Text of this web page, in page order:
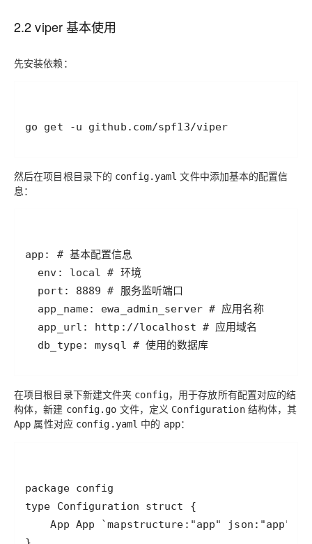
2.2 viper 基本使用
先安装依赖：
然后在项目根目录下的 config.yaml 文件中添加基本的配置信
息：
  env: local # 环境
  app_name: ewa_admin_server # 应用名称
在项目根目录下新建文件夹 config，用于存放所有配置对应的结
构体，新建 config.go 文件，定义 Configuration结构体，其
App 属性对应 config.yaml 中的 app：